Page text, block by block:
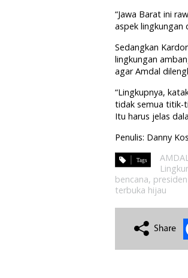
“Jawa Barat ini
aspek lingkungan
Sedangkan
lingkungan
agar Amdal
“Lingkupnya,
tidak semua titik-
Itu harus jelas
Penulis: Danny
bencana,
terbuka hijau